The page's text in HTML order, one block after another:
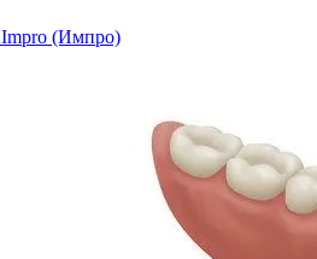
(Импро)